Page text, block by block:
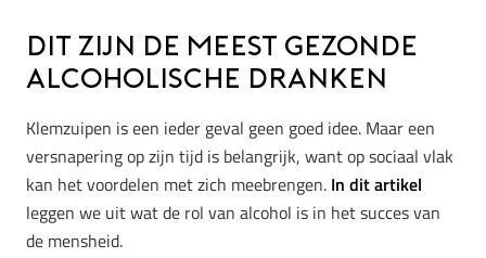
Dit zijn de meest gezonde
alcoholische dranken
Klemzuipen is een ieder geval geen goed idee. Maar een
versnapering op zijn tijd is belangrijk, want op sociaal vlak
kan het voordelen met zich meebrengen. In dit artikel
leggen we uit wat de rol van alcohol is in het succes van
de mensheid.